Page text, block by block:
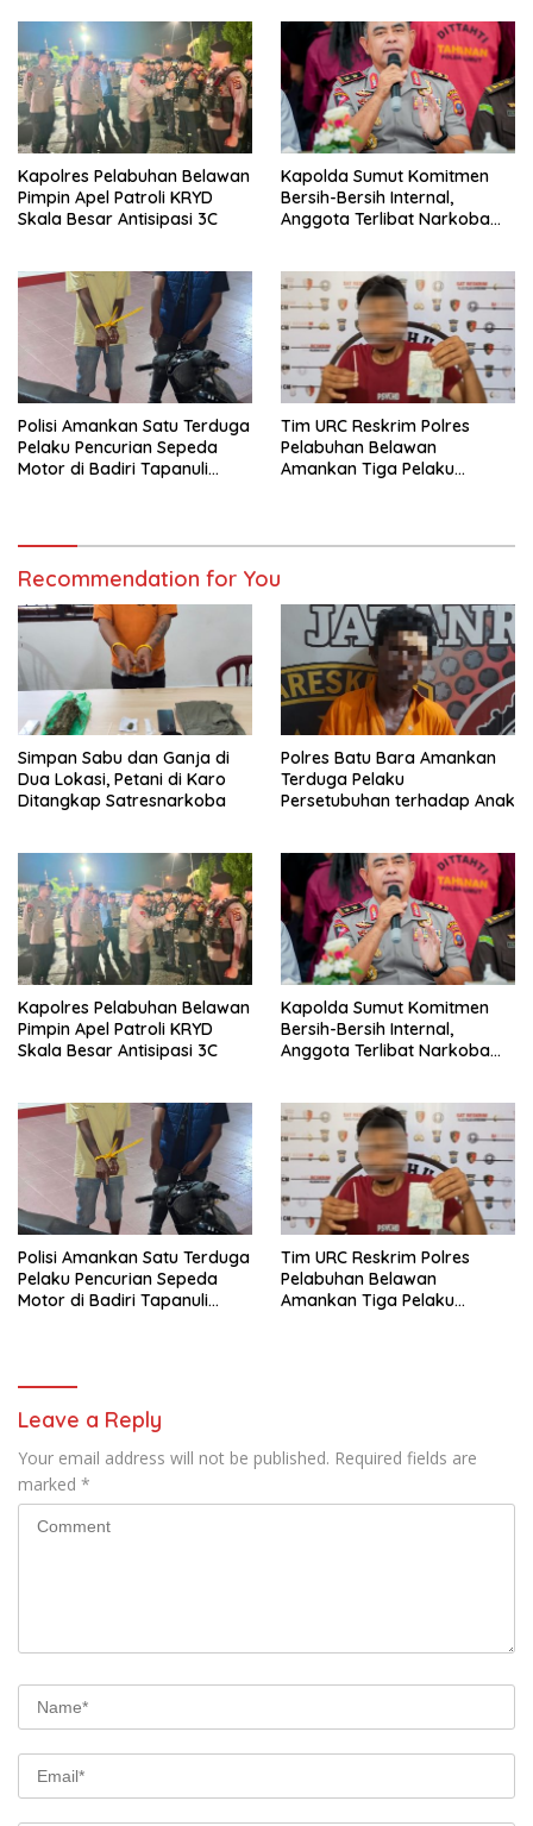
Kapolres Pelabuhan Belawan
Pimpin Apel Patroli KRYD
Skala Besar Antisipasi 3C
Kapolda Sumut Komitmen
Bersih-Bersih Internal,
Anggota Terlibat Narkoba
Polisi Amankan Satu Terduga
Pelaku Pencurian Sepeda
Motor di Badiri Tapanuli
Tim URC Reskrim Polres
Pelabuhan Belawan
Amankan Tiga Pelaku
Recommendation for You
Simpan Sabu dan Ganja di
Dua Lokasi, Petani di Karo
Ditangkap Satresnarkoba
Polres Batu Bara Amankan
Terduga Pelaku
Persetubuhan terhadap Anak
Kapolres Pelabuhan Belawan
Pimpin Apel Patroli KRYD
Skala Besar Antisipasi 3C
Kapolda Sumut Komitmen
Bersih-Bersih Internal,
Anggota Terlibat Narkoba
Polisi Amankan Satu Terduga
Pelaku Pencurian Sepeda
Motor di Badiri Tapanuli
Tim URC Reskrim Polres
Pelabuhan Belawan
Amankan Tiga Pelaku
Leave a Reply
Your email address will not be published. Required fields are
marked *